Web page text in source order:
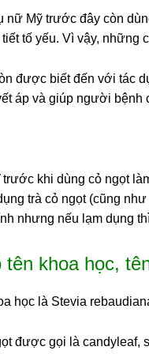
nữ Mỹ trước đây còn
tố yếu. Vì vậy, những
được biết đến với tác
áp và giúp người bệnh
trước khi dùng cỏ ngọt
trà cỏ ngọt (cũng
nhưng nếu lạm dụng
tên khoa học,
học là Stevia
được gọi là candyleaf,